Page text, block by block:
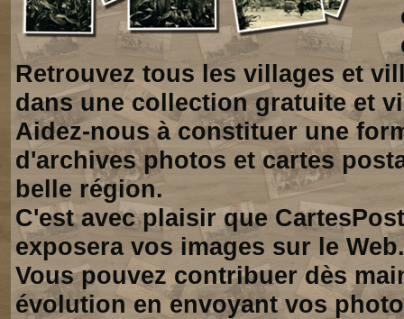
Retrouvez tous les villages et
dans une collection gratuite et
Aidez-nous à constituer une
d'archives photos et cartes
belle région.
C'est avec plaisir que
exposera vos images sur le Web.
Vous pouvez contribuer dès
évolution en envoyant vos